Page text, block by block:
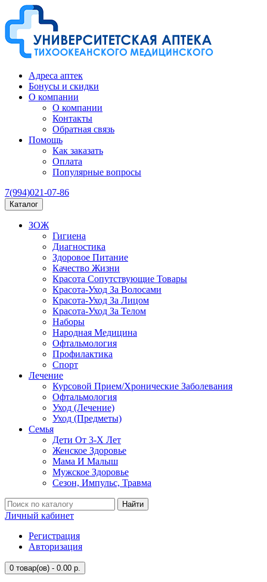
Адреса аптек
Бонусы и скидки
О компании
О компании
Контакты
Обратная связь
Помощь
Как заказать
Оплата
Популярные вопросы
7(994)021-07-86
Каталог
ЗОЖ
Гигиена
Диагностика
Здоровое Питание
Качество Жизни
Красота Сопутствующие Товары
Красота-Уход За Волосами
Красота-Уход За Лицом
Красота-Уход За Телом
Наборы
Народная Медицина
Офтальмология
Профилактика
Спорт
Лечение
Курсовой Прием/Хронические Заболевания
Офтальмология
Уход (Лечение)
Уход (Предметы)
Семья
Дети От 3-Х Лет
Женское Здоровье
Мама И Малыш
Мужское Здоровье
Сезон, Импульс, Травма
Найти
Личный кабинет
Регистрация
Авторизация
0 товар(ов) - 0.00 р.